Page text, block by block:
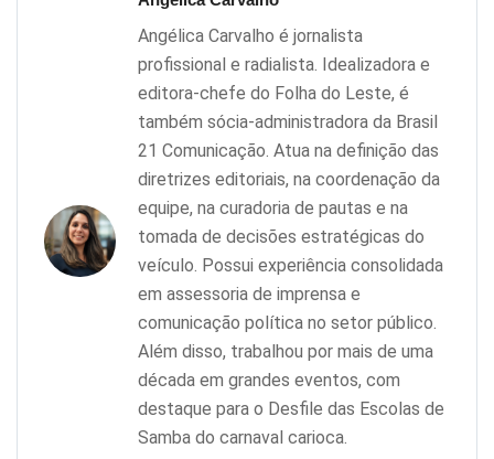
Angélica Carvalho é jornalista
profissional e radialista. Idealizadora e
editora-chefe do Folha do Leste, é
também sócia-administradora da Brasil
21 Comunicação. Atua na definição das
diretrizes editoriais, na coordenação da
equipe, na curadoria de pautas e na
tomada de decisões estratégicas do
veículo. Possui experiência consolidada
em assessoria de imprensa e
comunicação política no setor público.
Além disso, trabalhou por mais de uma
década em grandes eventos, com
destaque para o Desfile das Escolas de
Samba do carnaval carioca.